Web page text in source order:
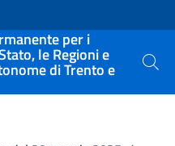
per i
le Regioni e
di Trento e Cerca